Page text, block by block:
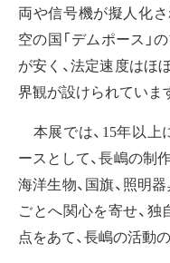
両や信号機が擬人化
空の国「デムポース」
が安く、法定速度はほ
界観が設けられていま
本展では、15年以
ースとして、長嶋の制
海洋生物、国旗、照明
ごとへ関心を寄せ、
点をあて、長嶋の活動